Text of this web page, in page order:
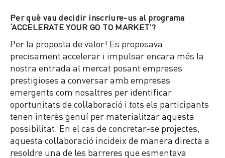
Per què vau decidir inscriure-us al programa
‘ACCELERATE YOUR GO TO MARKET’?
Per la proposta de valor! Es proposava
precisament accelerar i impulsar encara més la
nostra entrada al mercat posant empreses
prestigioses a conversar amb empreses
emergents com nosaltres per identificar
oportunitats de col·laboració i tots els participants
tenen interès genuí per materialitzar aquesta
possibilitat. En el cas de concretar-se projectes,
aquesta col·laboració incideix de manera directa a
resoldre una de les barreres que esmentava